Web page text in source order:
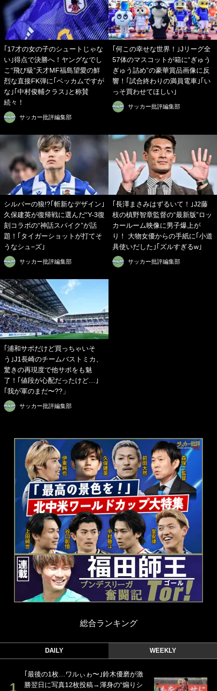
｢17才の女の子のシュートじゃな
い｣得点で決勝へ！ヤングなでし
こ“飛び級”天才MF福島望愛の鮮
烈な直接FK弾に｢ベッカムですが
な｣｢中村俊輔クラス｣と称賛
続々！
サッカー批評編集部
｢何この幸せな世界！｣Jリーグ全
57体のマスコットが箱に“ぎゅう
ぎゅう詰め”の豪華賞品画像に反
響！｢試合終わりの満員電車｣｢い
っそ買わせてほしい｣
サッカー批評編集部
シルバーの狼!?｢斬新なデザイン｣
久保建英が復帰戦に選んだ“Y-3復
刻コラボの“神話スパイク”が話
題！｢タイガーショットが打てそ
うなシュ−ズ｣
サッカー批評編集部
｢長澤まさみはずるいて！｣J2藤
枝の槙野智章監督の“最新版”ロッ
カールーム映像に男子爆上が
り！ 大物女優からの手紙に｢小道
具使いだした｣｢ズルすぎるw｣
サッカー批評編集部
｢浦和サポだけど買っちゃいそ
う｣J1長崎のチームバストミカ、
驚きの再現度で他サポをも魅
了！｢値段が心配だったけど…｣
｢我が軍のまだ〜??」
サッカー批評編集部
総合ランキング
DAILY WEEKLY
｢最後の1枚…ワルぃゎ〜｣鈴木優磨が激
勝翌日に写真12枚投稿→渾身の“煽りシ